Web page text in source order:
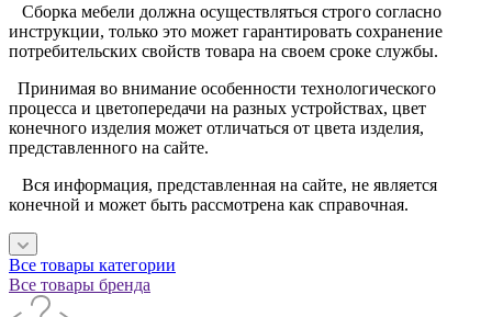
Сборка мебели должна осуществляться строго согласно
инструкции, только это может гарантировать сохранение
потребительских свойств товара на своем сроке службы.
Принимая во внимание особенности технологического
процесса и цветопередачи на разных устройствах, цвет
конечного изделия может отличаться от цвета изделия,
представленного на сайте.
Вся информация, представленная на сайте, не является
конечной и может быть рассмотрена как справочная.
Все товары категории
Все товары бренда